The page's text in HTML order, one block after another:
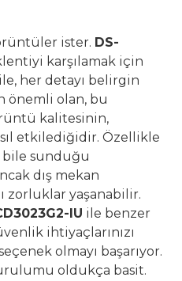
ister. DS-
karşılamak için
her detayı belirgin
önemli olan, bu
kalitesinin,
etkilediğidir. Özellikle
bile sunduğu
dış mekan
zorluklar yaşanabilir.
IU ile benzer
ihtiyaçlarınızı
olmayı başarıyor.
oldukça basit.